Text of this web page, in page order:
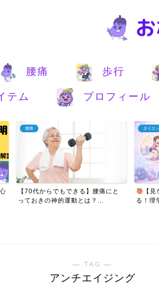
腰痛 歩行
テム
プロフィール
腰痛
【70代からでもできる】腰痛にと
っておきの神的運動とは？...
ダイエ
【
る！理
― TAG ―
アンチエイジング